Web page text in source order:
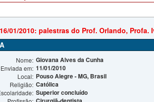
16/01/2010: palestras do Prof. Orlando, Profa.
Nome: Giovana Alves da Cunha
Enviada em: 11/01/2010
Local: Pouso Alegre - MG, Brasil
Religião: Católica
Superior concluído